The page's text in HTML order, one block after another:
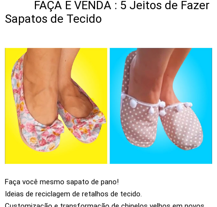
FAÇA E VENDA : 5 Jeitos de Fazer
Sapatos de Tecido
Faça você mesmo sapato de pano!
Ideias de reciclagem de retalhos de tecido.